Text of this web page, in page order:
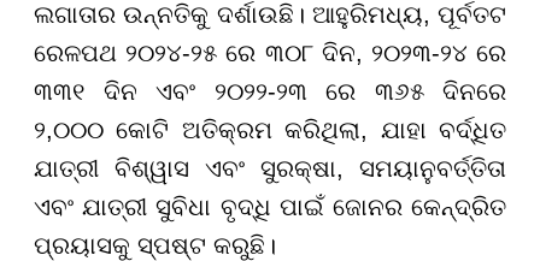
ଲଗାତାର ଉନ୍ନତିକୁ ଦର୍ଶାଉଛି। ଆହୁରିମଧ୍ୟ, ପୂର୍ବତଟ
ରେଳପଥ ୨୦୨୪-୨୫ ରେ ୩୦୮ ଦିନ, ୨୦୨୩-୨୪ ରେ
୩୩୧ ଦିନ ଏବଂ ୨୦୨୨-୨୩ ରେ ୩୬୫ ଦିନରେ
୨,୦୦୦ କୋଟି ଅତିକ୍ରମ କରିଥିଲା, ଯାହା ବର୍ଦ୍ଧିତ
ଯାତ୍ରୀ ବିଶ୍ୱାସ ଏବଂ ସୁରକ୍ଷା, ସମୟାନୁବର୍ତ୍ତିତା
ଏବଂ ଯାତ୍ରୀ ସୁବିଧା ବୃଦ୍ଧି ପାଇଁ ଜୋନର କେନ୍ଦ୍ରିତ
ପ୍ରୟାସକୁ ସ୍ପଷ୍ଟ କରୁଛି।